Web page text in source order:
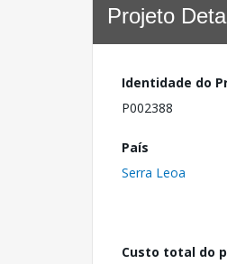
Projeto
Identidade do
P002388
País
Serra Leoa
Custo total do